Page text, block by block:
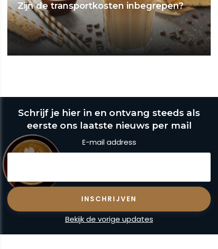
Zijn de transportkosten inbegrepen?
Schrijf je hier in en ontvang steeds als
eerste ons laatste nieuws per mail
E-mail address
Bekijk de vorige updates